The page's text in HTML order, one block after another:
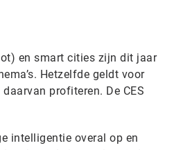
en smart cities zijn dit jaar
Hetzelfde geldt voor
profiteren. De CES
intelligentie overal op en